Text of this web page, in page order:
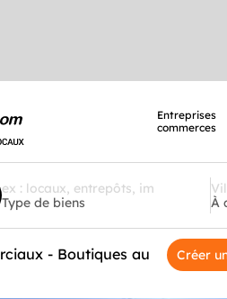
Entreprises
commerces
Type de biens À
- Boutiques au
Créer